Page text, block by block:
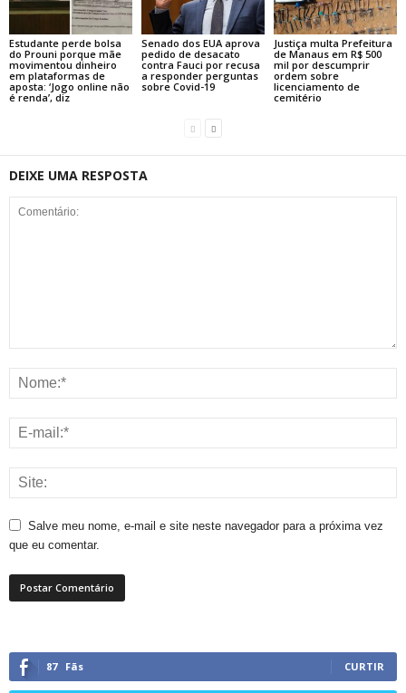
Estudante perde bolsa
do Prouni porque mãe
movimentou dinheiro
em plataformas de
aposta: ‘Jogo online não
é renda’, diz
Senado dos EUA aprova
pedido de desacato
contra Fauci por recusa
a responder perguntas
sobre Covid-19
Justiça multa Prefeitura
de Manaus em R$ 500
mil por descumprir
ordem sobre
licenciamento de
cemitério
DEIXE UMA RESPOSTA
Salve meu nome, e-mail e site neste navegador para a próxima vez
que eu comentar.
87 Fãs CURTIR